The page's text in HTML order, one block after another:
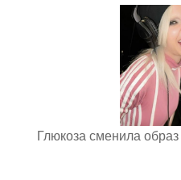
Глюкоза сменила